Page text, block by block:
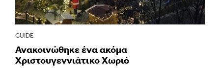
GUIDE
Ανακοινώθηκε ένα ακόμα
Χριστουγεννιάτικο Χωριό